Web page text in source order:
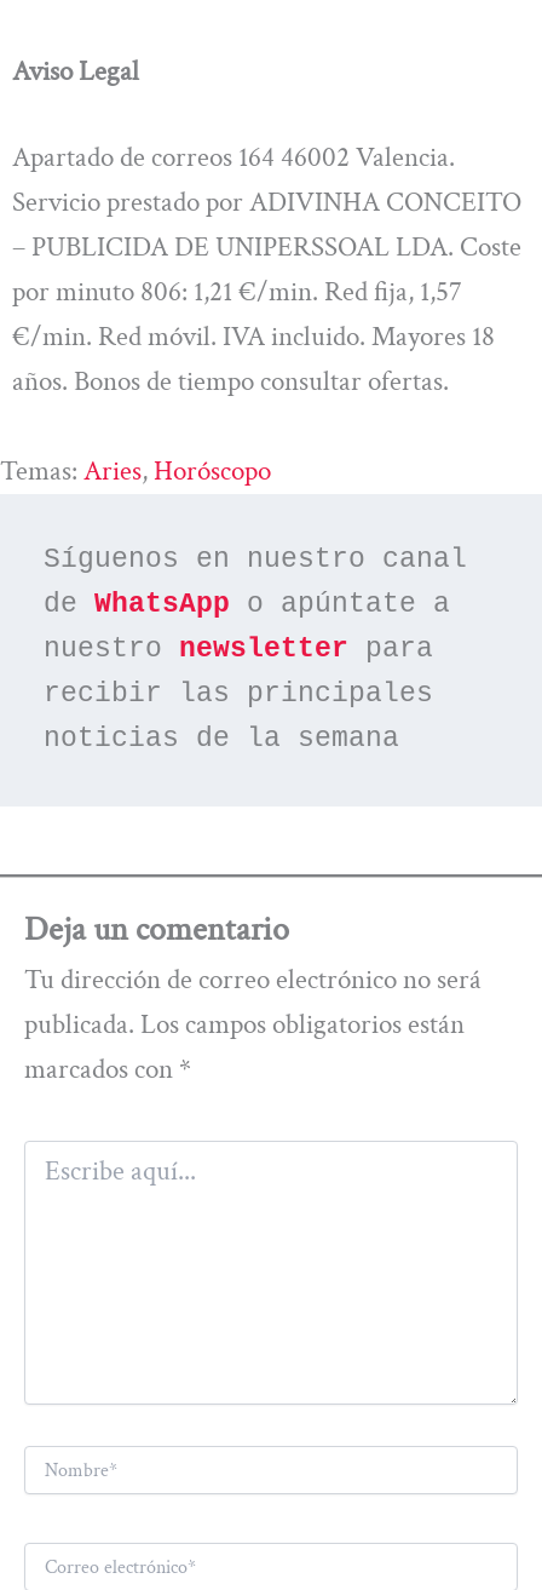
Aviso Legal
Apartado de correos 164 46002 Valencia.
Servicio prestado por ADIVINHA CONCEITO
– PUBLICIDA DE UNIPERSSOAL LDA. Coste
por minuto 806: 1,21 €/min. Red fija, 1,57
€/min. Red móvil. IVA incluido. Mayores 18
años. Bonos de tiempo consultar ofertas.
Temas: Aries, Horóscopo
Síguenos en nuestro canal
de WhatsApp o apúntate a
nuestro newsletter para
recibir las principales
noticias de la semana
Deja un comentario
Tu dirección de correo electrónico no será
publicada. Los campos obligatorios están
marcados con *
Escribe
aquí...
Correo
electrónico*